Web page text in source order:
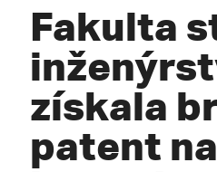
Fakulta
získala
patent na